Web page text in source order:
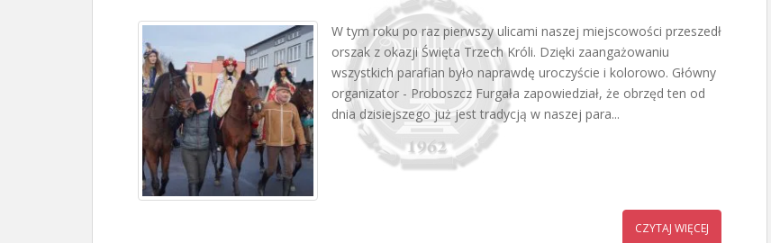
W tym roku po raz pierwszy ulicami naszej miejscowości przeszedł
orszak z okazji Święta Trzech Króli. Dzięki zaangażowaniu
wszystkich parafian było naprawdę uroczyście i kolorowo. Główny
organizator - Proboszcz Furgała zapowiedział, że obrzęd ten od
dnia dzisiejszego już jest tradycją w naszej para...
CZYTAJ WIĘCEJ